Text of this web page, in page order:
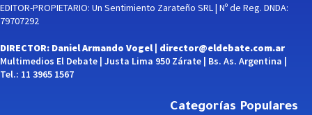
EDITOR-PROPIETARIO: Un Sentimiento Zarateño SRL | Nº de Reg. DNDA:
79707292
DIRECTOR: Daniel Armando Vogel | director@eldebate.com.ar
Multimedios El Debate | Justa Lima 950 Zárate | Bs. As. Argentina |
Tel.: 11 3965 1567
Categorías Populares